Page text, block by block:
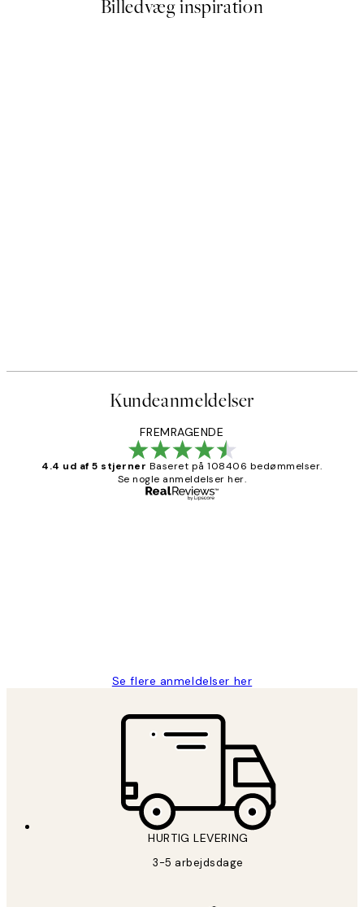
Billedvæg inspiration
Kundeanmeldelser
FREMRAGENDE
4.4 ud af 5 stjerner Baseret på 108406 bedømmelser.
Se nogle anmeldelser her.
Se flere anmeldelser her
HURTIG LEVERING
3-5 arbejdsdage